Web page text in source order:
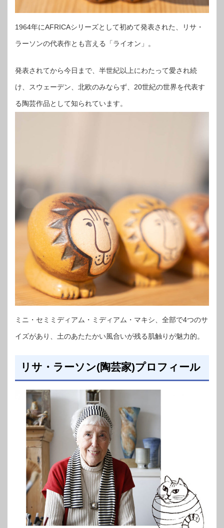
1964年にAFRICAシリーズとして初めて発表された、リサ・
ラーソンの代表作とも言える「ライオン」。
発表されてから今日まで、半世紀以上にわたって愛され続
け、スウェーデン、北欧のみならず、20世紀の世界を代表す
る陶芸作品として知られています。
ミニ・セミミディアム・ミディアム・マキシ、全部で4つのサ
イズがあり、土のあたたかい風合いが残る肌触りが魅力的。
リサ・ラーソン(陶芸家)プロフィール